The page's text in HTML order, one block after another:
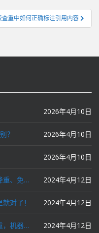
查重中如何正确标注引用内容
2026年4月10日
？ 2026年4月10日
2026年4月10日
免费论文查重、免费查重、免费论文降重、免费降重、智能降重、一键降重、降低AIGC写作率、AI写论文，这些名词你了解吗？ 2024年4月12日
对了！ 2024年4月12日
论文查重免费查重，论文降重免费降重，机器降重，人工降重，降低AIGC写作率，ai写论文，都要选论文狗和paperdog以及文思慧达！ 2024年4月12日